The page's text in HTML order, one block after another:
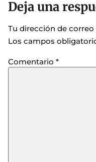
Deja una
Tu dirección de
Los campos
Comentario *